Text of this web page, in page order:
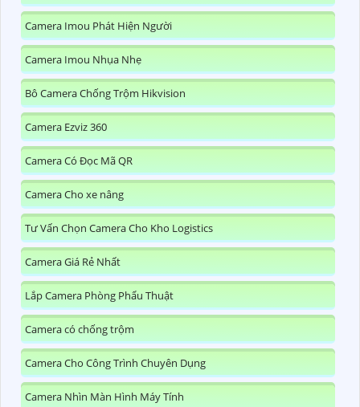
Camera Imou Phát Hiện Người
Camera Imou Nhụa Nhẹ
Bô Camera Chống Trộm Hikvision
Camera Ezviz 360
Camera Có Đọc Mã QR
Camera Cho xe nâng
Tư Vấn Chọn Camera Cho Kho Logistics
Camera Giá Rẻ Nhất
Lắp Camera Phòng Phẩu Thuật
Camera có chống trộm
Camera Cho Công Trình Chuyên Dụng
Camera Nhìn Màn Hình Máy Tính